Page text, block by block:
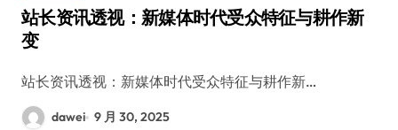
站长资讯透视：新媒体时代受众特征与耕作新
变
站长资讯透视：新媒体时代受众特征与耕作新…
dawei 9 月 30, 2025